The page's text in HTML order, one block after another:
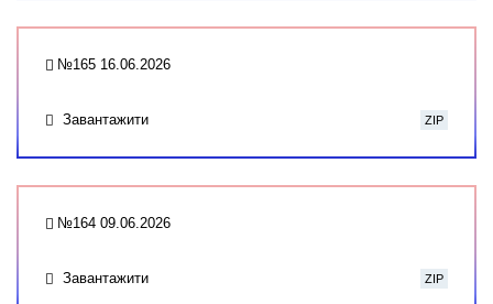
№165 16.06.2026
Завантажити ZIP
№164 09.06.2026
Завантажити ZIP